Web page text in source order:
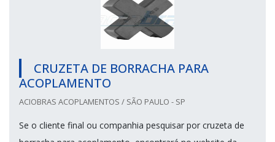
CRUZETA DE BORRACHA PARA
ACOPLAMENTO
ACIOBRAS ACOPLAMENTOS / SÃO PAULO - SP
Se o cliente final ou companhia pesquisar por cruzeta de